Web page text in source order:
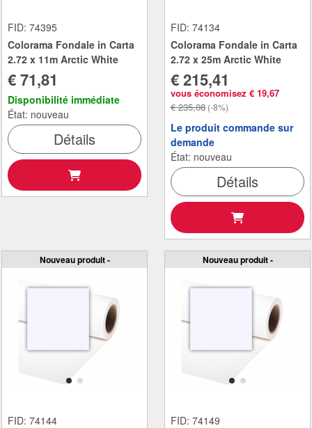
FID: 74395
Colorama Fondale in Carta
2.72 x 11m Arctic White
€ 71,81
Disponibilité immédiate
État: nouveau
Détails
FID: 74134
Colorama Fondale in Carta
2.72 x 25m Arctic White
€ 215,41
vous économisez € 19,67
€ 235,08 (-8%)
Le produit commande sur
demande
État: nouveau
Détails
Nouveau produit -
FID: 74144
Nouveau produit -
FID: 74149